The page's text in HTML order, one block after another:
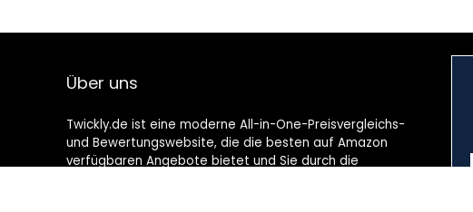
Über uns
Twickly.de ist eine moderne All-in-One-Preisvergleichs-
und Bewertungswebsite, die die besten auf Amazon
verfügbaren Angebote bietet und Sie durch die